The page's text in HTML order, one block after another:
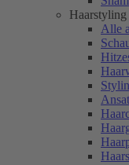
Haarstyling
Alle